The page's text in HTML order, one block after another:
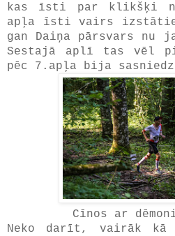
kas īsti par klikšķi
apļa īsti vairs
gan Daiņa pārsvars nu
Sestajā aplī tas vēl
pēc 7.apļa bija
Cīnos ar
Neko darīt, vairāk kā